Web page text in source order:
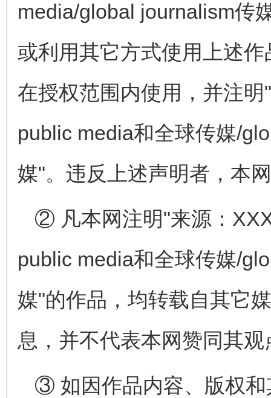
media/global journalism传
或利用其它方式使用上述
在授权范围内使用，并注
public media和全球传媒/
媒"。违反上述声明者，本
② 凡本网注明"来源：
public media和全球传媒/
媒"的作品，均转载自其它
息，并不代表本网赞同其
③ 如因作品内容、版权和